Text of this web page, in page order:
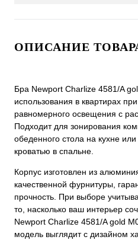
ОПИСАНИЕ
Бра Newport Сharlize 4581/A
использования в квартирах
равномерного освещения с
Подходит для зонирования
обеденного стола на кухне
кроватью в спальне.
Корпус изготовлен из
качественной фурнитуры,
прочность. При выборе
то, насколько ваш интерьер
Newport Сharlize 4581/A gold
модель выглядит с дизайном